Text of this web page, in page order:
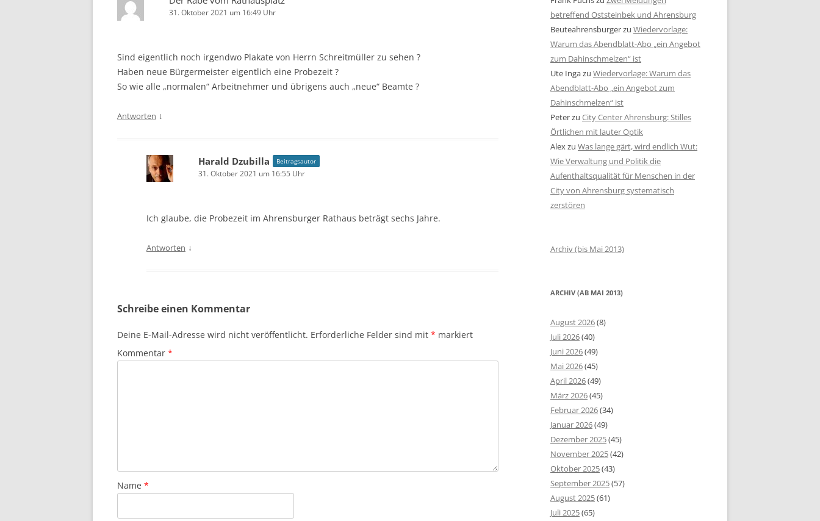
31. Oktober 2021 um 16:49 Uhr
Sind eigentlich noch irgendwo Plakate von Herrn Schreitmüller zu sehen ?
Haben neue Bürgermeister eigentlich eine Probezeit ?
So wie alle „normalen“ Arbeitnehmer und übrigens auch „neue“ Beamte ?
Antworten ↓
Harald Dzubilla Beitragsautor
31. Oktober 2021 um 16:55 Uhr
Ich glaube, die Probezeit im Ahrensburger Rathaus beträgt sechs Jahre.
Antworten ↓
Schreibe einen Kommentar
Deine E-Mail-Adresse wird nicht veröffentlicht. Erforderliche Felder sind mit * markiert
Kommentar *
Name *
betreffend Oststeinbek und Ahrensburg
Beuteahrensburgerzu Wiedervorlage:
Warum das Abendblatt-Abo „ein Angebot
zum Dahinschmelzen“ ist
Ute Ingazu Wiedervorlage: Warum das
Abendblatt-Abo „ein Angebot zum
Dahinschmelzen“ ist
Peterzu City Center Ahrensburg: Stilles
Örtlichen mit lauter Optik
Alexzu Was lange gärt, wird endlich Wut:
Wie Verwaltung und Politik die
Aufenthaltsqualität für Menschen in der
City von Ahrensburg systematisch
zerstören
Archiv (bis Mai 2013)
ARCHIV (AB MAI 2013)
August 2026(8)
Juli 2026(40)
Juni 2026(49)
Mai 2026(45)
April 2026(49)
März 2026(45)
Februar 2026(34)
Januar 2026(49)
Dezember 2025(45)
November 2025(42)
Oktober 2025(43)
September 2025(57)
August 2025(61)
Juli 2025(65)